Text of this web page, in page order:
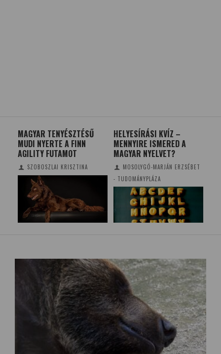
MAGYAR TENYÉSZTÉSŰ
MUDI NYERTE A FINN
AGILITY FUTAMOT
SZOBOSZLAI KRISZTINA
HELYESÍRÁSI KVÍZ –
MENNYIRE ISMERED A
MAGYAR NYELVET?
MOSOLYGÓ-MARJÁN ERZSÉBET
- TUDOMÁNYPLÁZA